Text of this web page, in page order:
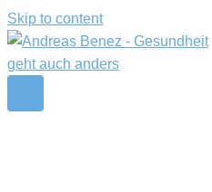
Skip to content